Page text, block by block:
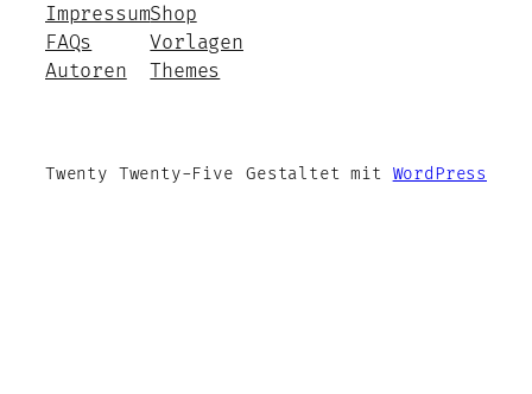
Impressum
FAQs
Autoren
Shop
Vorlagen
Themes
Twenty Twenty-Five Gestaltet mit WordPress